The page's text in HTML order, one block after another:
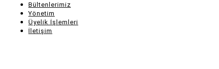
Main
navigation
Bültenlerimiz
Yönetim
Üyelik İşlemleri
İletişim